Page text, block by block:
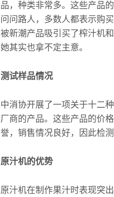
品，种类非常多。这些产品
问问路人，多数人都表示购
被新潮产品吸引买了榨汁机
她其实也拿不定主意。
测试样品情况
中消协开展了一项关于十二
厂商的产品。这些产品的价
誉，销售情况良好，因此检
原汁机的优势
原汁机在制作果汁时表现突